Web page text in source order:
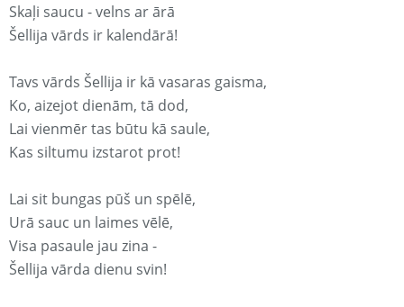
Skaļi saucu - velns ar ārā
Šellija vārds ir kalendārā!
Tavs vārds Šellija ir kā vasaras gaisma,
Ko, aizejot dienām, tā dod,
Lai vienmēr tas būtu kā saule,
Kas siltumu izstarot prot!
Lai sit bungas pūš un spēlē,
Urā sauc un laimes vēlē,
Visa pasaule jau zina -
Šellija vārda dienu svin!